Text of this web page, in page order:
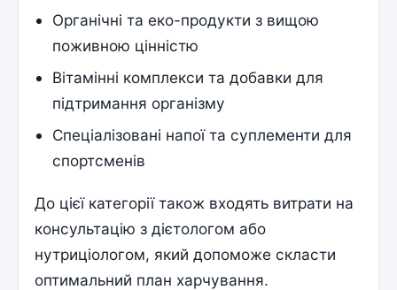
Органічні та еко-продукти з вищою
поживною цінністю
Вітамінні комплекси та добавки для
підтримання організму
Спеціалізовані напої та суплементи для
спортсменів
До цієї категорії також входять витрати на
консультацію з дієтологом або
нутриціологом, який допоможе скласти
оптимальний план харчування.